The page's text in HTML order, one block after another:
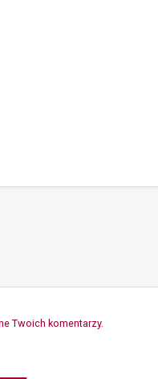
Twoich komentarzy.